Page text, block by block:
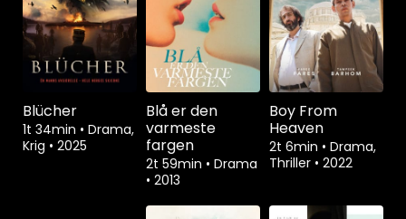
Blücher
1t 34min • Drama,
Krig • 2025
Blå er den
varmeste
fargen
2t 59min • Drama
• 2013
Boy From
Heaven
2t 6min • Drama,
Thriller • 2022